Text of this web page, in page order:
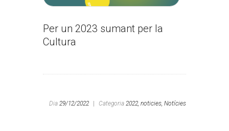
Per un 2023 sumant per la
Cultura
Dia 29/12/2022 Categoria 2022, noticies, Notícies